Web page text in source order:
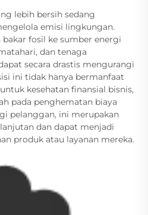
lebih bersih sedang
emisi lingkungan.
fosil ke sumber energi
dan tenaga
secara drastis mengurangi
ini tidak hanya bermanfaat
kesehatan finansial bisnis,
pada penghematan biaya
pelanggan, ini merupakan
dan dapat menjadi
produk atau layanan mereka.